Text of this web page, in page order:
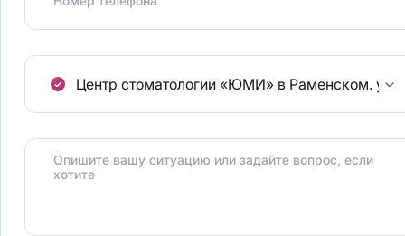
Центр стоматологии «ЮМИ» в Раменском. ул.
Опишите вашу ситуацию или задайте вопрос, если
хотите